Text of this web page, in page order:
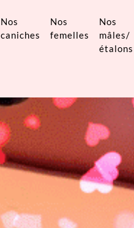
Nos
caniches
Nos
femelles
Nos
mâles/
étalons